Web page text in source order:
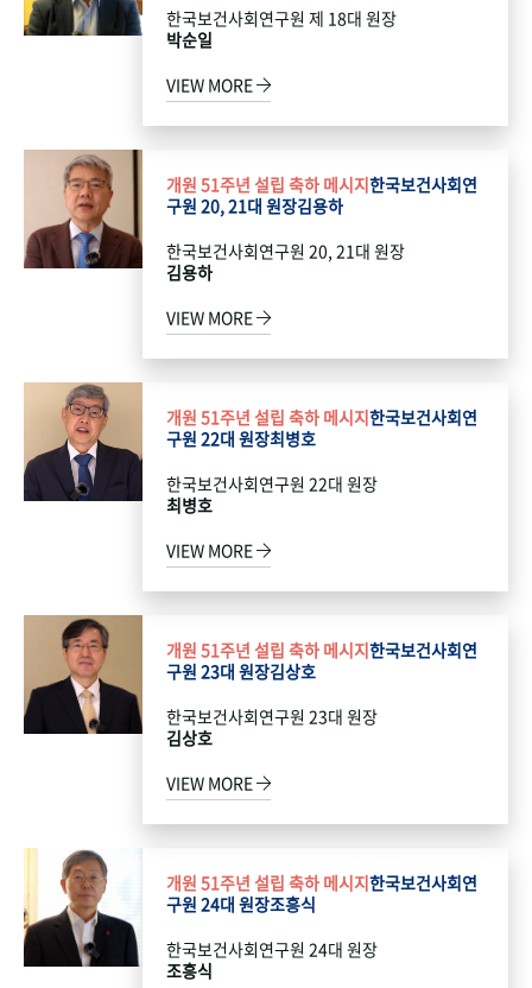
한국보건사회연구원 제 18대 원장
박순일
VIEW MORE
개원 51주년 설립 축하 메시지한국보건사회연
구원 20, 21대 원장김용하
한국보건사회연구원 20, 21대 원장
김용하
VIEW MORE
개원 51주년 설립 축하 메시지한국보건사회연
구원 22대 원장최병호
한국보건사회연구원 22대 원장
최병호
VIEW MORE
개원 51주년 설립 축하 메시지한국보건사회연
구원 23대 원장김상호
한국보건사회연구원 23대 원장
김상호
VIEW MORE
개원 51주년 설립 축하 메시지한국보건사회연
구원 24대 원장조흥식
한국보건사회연구원 24대 원장
조흥식